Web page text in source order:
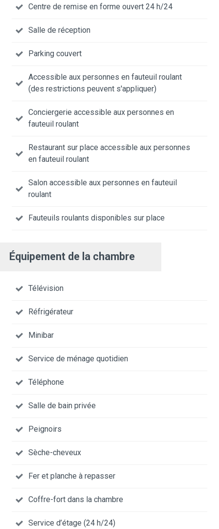
Centre de remise en forme ouvert 24 h/24
Salle de réception
Parking couvert
Accessible aux personnes en fauteuil roulant
(des restrictions peuvent s'appliquer)
Conciergerie accessible aux personnes en
fauteuil roulant
Restaurant sur place accessible aux personnes
en fauteuil roulant
Salon accessible aux personnes en fauteuil
roulant
Fauteuils roulants disponibles sur place
Équipement de la chambre
Télévision
Réfrigérateur
Minibar
Service de ménage quotidien
Téléphone
Salle de bain privée
Peignoirs
Sèche-cheveux
Fer et planche à repasser
Coffre-fort dans la chambre
Service d’étage (24 h/24)